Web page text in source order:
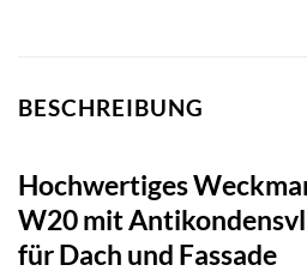
BESCHREIBUNG
Hochwertiges
W20 mit
für Dach und Fassade